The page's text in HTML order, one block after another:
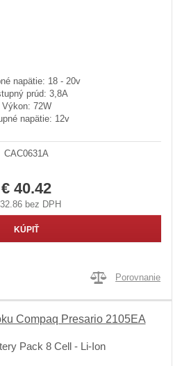
napätie: 18 - 20v
prúd: 3,8A
Výkon: 72W
napätie: 12v
CAC0631A
€ 40.42
bez DPH
KÚPIŤ
Porovnanie
Compaq Presario 2105EA